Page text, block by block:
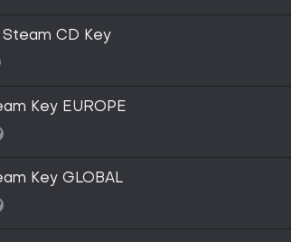
Steam CD Key
Key EUROPE
Key GLOBAL